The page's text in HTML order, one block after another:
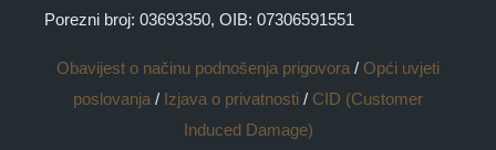
Porezni broj: 03693350, OIB: 07306591551
Obavijest o načinu podnošenja prigovora / Opći uvjeti
poslovanja / Izjava o privatnosti / CID (Customer
Induced Damage)